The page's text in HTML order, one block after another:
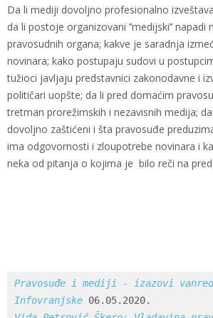
Da li mediji dovoljno profesionalno
da li postoje organizovani ’’medijski’’ napadi
pravosudnih organa; kakve je saradnja
novinara; kako postupaju sudovi u
tužioci javljaju predstavnici zakonodavne i
političari uopšte; da li pred domaćim
tretman prorežimskih i nezavisnih medija;
dovoljno zaštićeni i šta pravosuđe
ima odgovornosti i zloupotrebe novinara i
neka od pitanja o kojima je bilo reči na
Pravosuđe i mediji - izazovi
Infovranjske